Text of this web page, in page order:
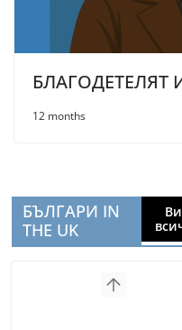
БЛАГОДЕТЕЛЯТ
12 months
БЪЛГАРИ IN
THE UK